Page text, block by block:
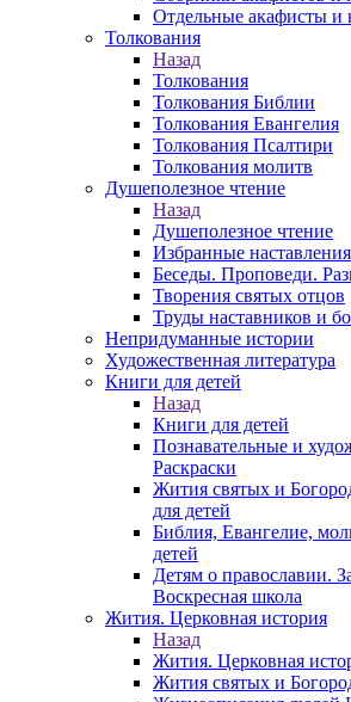
Отдельные акафисты и
Толкования
Назад
Толкования
Толкования Библии
Толкования Евангелия
Толкования Псалтири
Толкования молитв
Душеполезное чтение
Назад
Душеполезное чтение
Избранные наставления
Беседы. Проповеди.
Творения святых отцов
Труды наставников и
Непридуманные истории
Художественная литература
Книги для детей
Назад
Книги для детей
Познавательные и
Раскраски
Жития святых и
для детей
Библия, Евангелие,
детей
Детям о православии.
Воскресная школа
Жития. Церковная история
Назад
Жития. Церковная
Жития святых и